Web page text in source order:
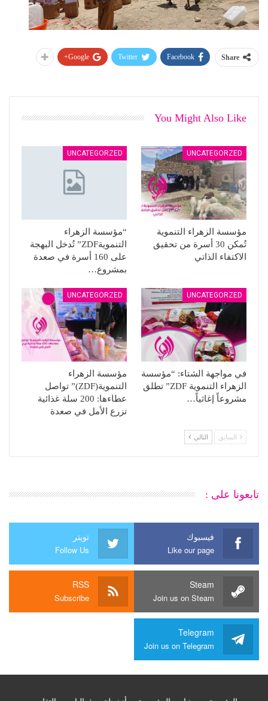
Share
Facebook
Twitter
Google+
You Might Also Like
UNCATEGORZED
مؤسسة الزهراء التنموية
تُمكن 30 أسرة من تحقيق
الاكتفاء الذاتي
UNCATEGORZED
“مؤسسة الزهراء
التنمويةZDF” تُدخل البهجة
على 160 أسرة في صعدة
بمشروع…
UNCATEGORZED
في مواجهة الشتاء: “مؤسسة
الزهراء التنموية ZDF” تطلق
مشروعاً إغاثياً…
UNCATEGORZED
مؤسسة الزهراء
التنموية(ZDF)” تواصل
عطاءها: 200 سلة غذائية
تزرع الأمل في صعدة
السابق التالي
تابعونا على :
فيسبوك
Like our page
تويتر
Follow Us
Steam
Join us on Steam
RSS
Subscribe
Telegram
Join us on Telegram